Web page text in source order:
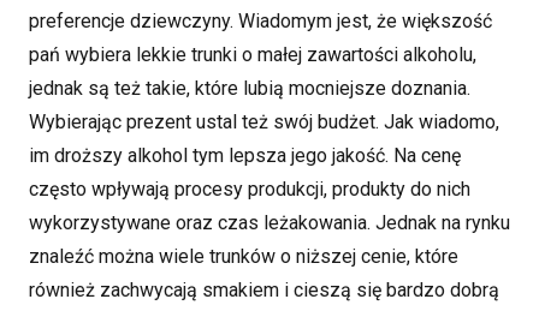
preferencje dziewczyny. Wiadomym jest, że większość
pań wybiera lekkie trunki o małej zawartości alkoholu,
jednak są też takie, które lubią mocniejsze doznania.
Wybierając prezent ustal też swój budżet. Jak wiadomo,
im droższy alkohol tym lepsza jego jakość. Na cenę
często wpływają procesy produkcji, produkty do nich
wykorzystywane oraz czas leżakowania. Jednak na rynku
znaleźć można wiele trunków o niższej cenie, które
również zachwycają smakiem i cieszą się bardzo dobrą